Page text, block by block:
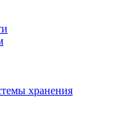
хранения